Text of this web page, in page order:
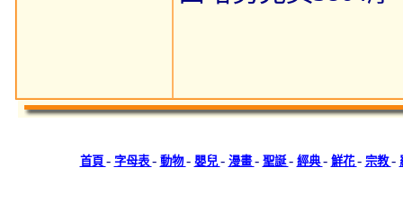
首頁 - 字母表 - 動物- 嬰兒- 漫畫- 聖誕- 經典- 鮮花- 宗教-